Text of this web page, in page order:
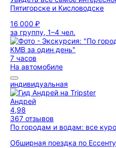
Пятигорске и Кисловодске
16 000 ₽
за группу, 1–4 чел.
7 часов
На автомобиле
индивидуальная
Андрей
4,98
367 отзывов
По городам и водам: все
Обширная поездка по